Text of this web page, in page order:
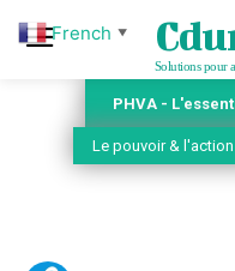
Solutions pour
PHVA -
Le pouvoir &
French ▼